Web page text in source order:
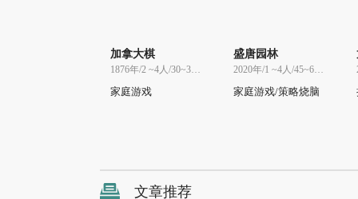
加拿大棋
1876年/2 ~4人/30~30分
家庭游戏
盛唐园林
2020年/1 ~4人/45~60分
家庭游戏/策略烧脑
文章推荐